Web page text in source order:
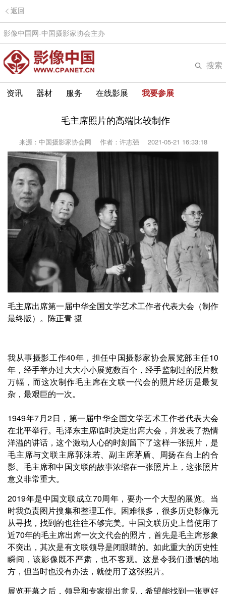
返回
影像中国网-中国摄影家协会主办
搜索
资讯 器材 服务 在线影展 我要参展
毛主席照片的高端比较制作
来源：中国摄影家协会网 作者：许志强 2021-05-21 16:33:18
毛主席出席第一届中华全国文学艺术工作者代表大会（制作
最终版）。陈正青 摄
我从事摄影工作40年，担任中国摄影家协会展览部主任10
年，经手举办过大大小小展览数百个，经手监制过的照片数
万幅，而这次制作毛主席在文联一代会的照片经历是最复
杂，最艰巨的一次。
1949年7月2日，第一届中华全国文学艺术工作者代表大会
在北平举行。毛泽东主席临时决定出席大会，并发表了热情
洋溢的讲话，这个激动人心的时刻留下了这样一张照片，是
毛主席与文联主席郭沫若、副主席茅盾、周扬在台上的合
影。毛主席和中国文联的故事浓缩在一张照片上，这张照片
意义非常重大。
2019年是中国文联成立70周年，要办一个大型的展览。当
时我负责图片搜集和整理工作。困难很多，很多历史影像无
从寻找，找到的也往往不够完美。中国文联历史上曾使用了
近70年的毛主席出席一次文代会的照片，首先是毛主席形象
不突出，其次是有文联领导是闭眼睛的。如此重大的历史性
瞬间，该影像既不严肃，也不客观。这是令我们遗憾的地
方，但当时也没有办法，就使用了这张照片。
展览开幕之后，领导和专家提出意见，希望能找到一张更好